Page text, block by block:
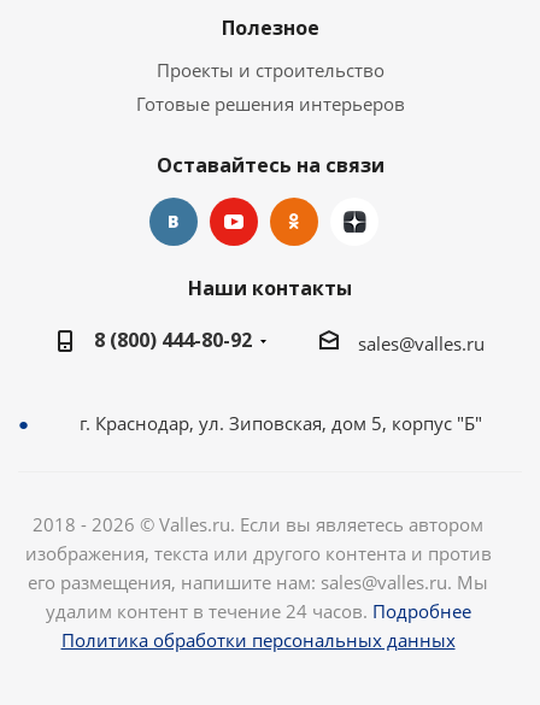
Полезное
Проекты и строительство
Готовые решения интерьеров
Оставайтесь на связи
Наши контакты
8 (800) 444-80-92
sales@valles.ru
г. Краснодар, ул. Зиповская, дом 5, корпус "Б"
2018 - 2026 © Valles.ru. Если вы являетесь автором
изображения, текста или другого контента и против
его размещения, напишите нам: sales@valles.ru. Мы
удалим контент в течение 24 часов. Подробнее
Политика обработки персональных данных